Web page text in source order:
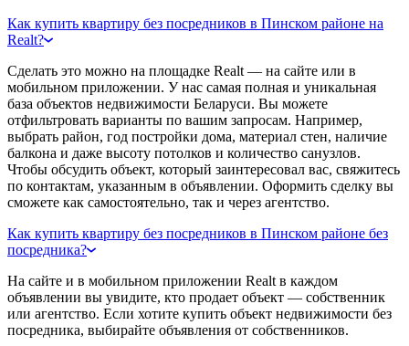
Как купить квартиру без посредников в Пинском районе на
Realt?
Сделать это можно на площадке Realt — на сайте или в
мобильном приложении. У нас самая полная и уникальная
база объектов недвижимости Беларуси. Вы можете
отфильтровать варианты по вашим запросам. Например,
выбрать район, год постройки дома, материал стен, наличие
балкона и даже высоту потолков и количество санузлов.
Чтобы обсудить объект, который заинтересовал вас, свяжитесь
по контактам, указанным в объявлении. Оформить сделку вы
сможете как самостоятельно, так и через агентство.
Как купить квартиру без посредников в Пинском районе без
посредника?
На сайте и в мобильном приложении Realt в каждом
объявлении вы увидите, кто продает объект — собственник
или агентство. Если хотите купить объект недвижимости без
посредника, выбирайте объявления от собственников.